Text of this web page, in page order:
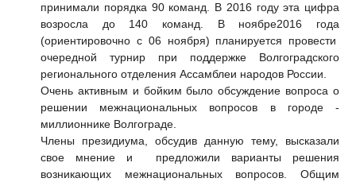
принимали порядка 90 команд. В 2016 году эта цифра
возросла до 140 команд. В ноябре2016 года
(ориентировочно с 06 ноября) планируется провести
очередной турнир при поддержке Волгоградского
регионального отделения Ассамблеи народов России.
Очень активным и бойким было обсуждение вопроса о
решении межнациональных вопросов в городе -
миллионнике Волгограде.
Члены президиума, обсудив данную тему, высказали
свое мнение и предложили варианты решения
возникающих межнациональных вопросов. Общим